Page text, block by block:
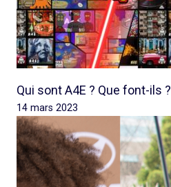
Qui sont A4E ? Que font-ils ?
14 mars 2023